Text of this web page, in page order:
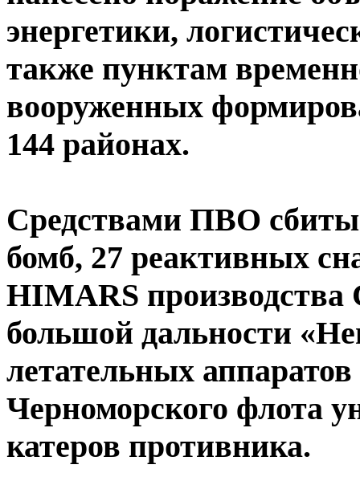
энергетики,
также пунктам
вооруженных
144 районах.
Средствами ПВО
бомб, 27 реактивных
HIMARS
большой дальности
летательных
Черноморского флота
катеров противника.